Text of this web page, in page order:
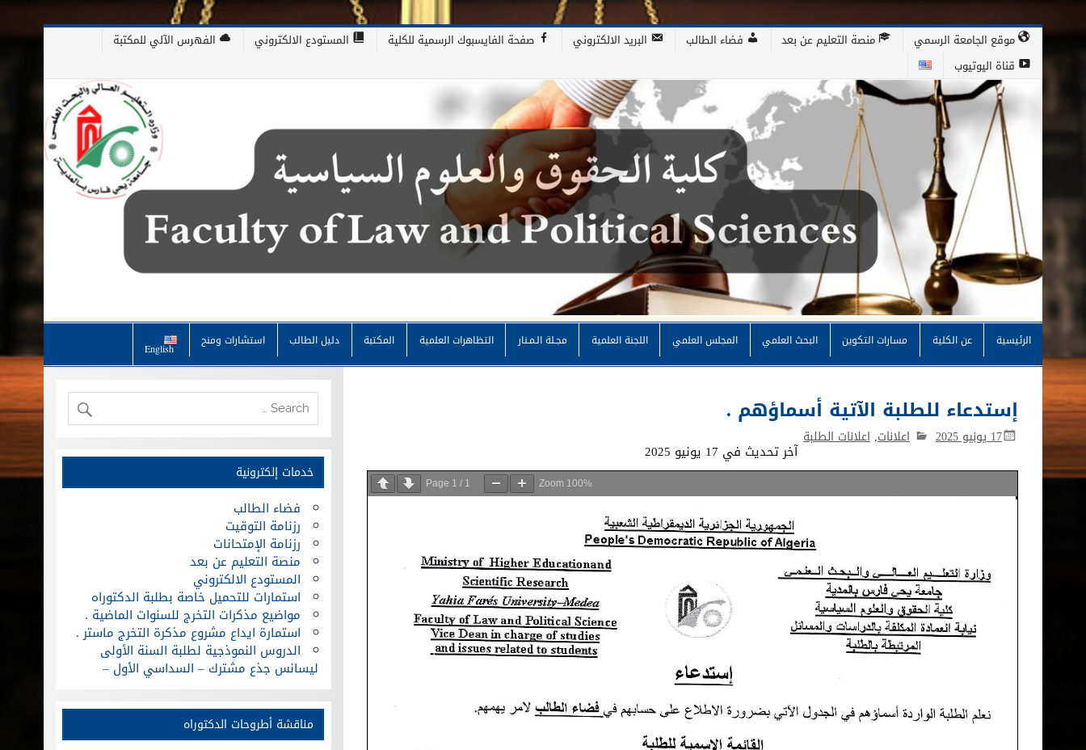
موقع الجامعة الرسمي منصة التعليم عن بعد فضاء الطالب البريد الالكتروني صفحة الفايسبوك الرسمية للكلية المستودع الالكتروني
الفهرس الآلي للمكتبة
قناة اليوتيوب
كلية الحقوق والعلوم السياسية
الرئيسية عن الكلية مسارات التكوين البحث العلمي المجلس العلمي اللجنة العلمية مجـلة الـمـنار التظاهرات العلمية المكتبة دليل الطالب استشارات ومنح English
إستدعاء للطلبة الآتية أسماؤهم .
17 يونيو 2025 اعلانات,اعلانات الطلبة
آخر تحديث في 17 يونيو 2025
Page 1 / 1 Zoom 100%
خدمات إلكترونية
فضاء الطالب
رزنامة التوقيت
رزنامة الإمتحانات
منصة التعليم عن بعد
المستودع الالكتروني
استمارات للتحميل خاصة بطلبة الدكتوراه
مواضيع مذكرات التخرج للسنوات الماضية .
استمارة ايداع مشروع مذكرة التخرج ماستر .
الدروس النموذجية لطلبة السنة الأولى
ليسانس جذع مشترك – السداسي الأول –
مناقشة أطروحات الدكتوراه